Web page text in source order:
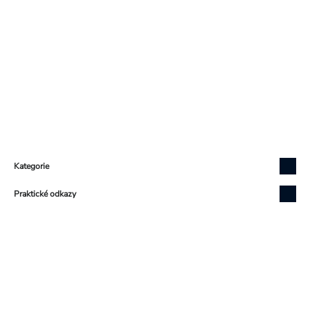
Kategorie
Praktické odkazy